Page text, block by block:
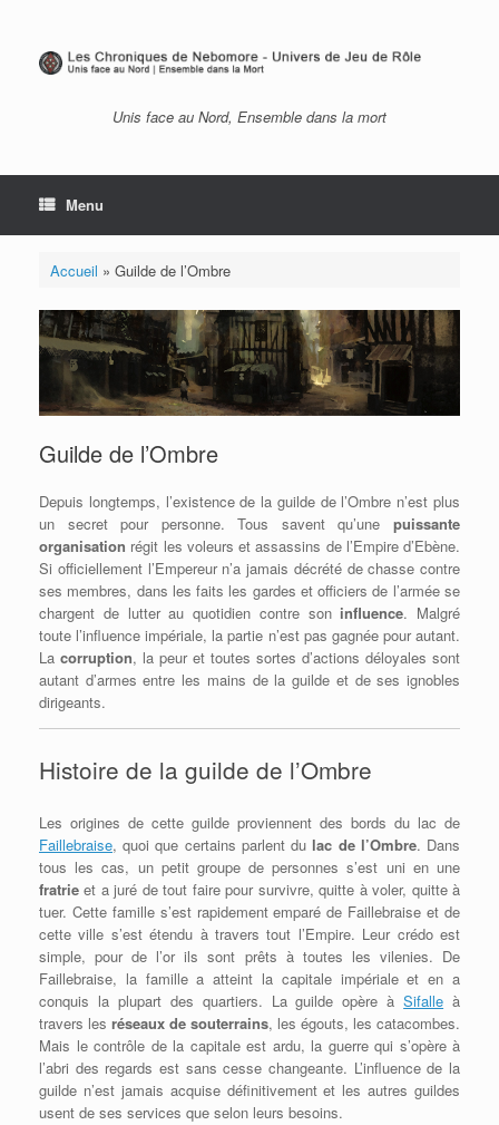
content
Unis face au Nord, Ensemble dans la mort
Menu
Accueil » Guilde de l’Ombre
Guilde de l’Ombre
Depuis longtemps, l’existence de la guilde de l’Ombre n’est plus
un secret pour personne. Tous savent qu’une puissante
organisation régit les voleurs et assassins de l’Empire d’Ebène.
Si officiellement l’Empereur n’a jamais décrété de chasse contre
ses membres, dans les faits les gardes et officiers de l’armée se
chargent de lutter au quotidien contre son influence. Malgré
toute l’influence impériale, la partie n’est pas gagnée pour autant.
La corruption, la peur et toutes sortes d’actions déloyales sont
autant d’armes entre les mains de la guilde et de ses ignobles
dirigeants.
Histoire de la guilde de l’Ombre
Les origines de cette guilde proviennent des bords du lac de
Faillebraise, quoi que certains parlent du lac de l’Ombre. Dans
tous les cas, un petit groupe de personnes s’est uni en une
fratrie et a juré de tout faire pour survivre, quitte à voler, quitte à
tuer. Cette famille s’est rapidement emparé de Faillebraise et de
cette ville s’est étendu à travers tout l’Empire. Leur crédo est
simple, pour de l’or ils sont prêts à toutes les vilenies. De
Faillebraise, la famille a atteint la capitale impériale et en a
conquis la plupart des quartiers. La guilde opère àSifalle à
travers les réseaux de souterrains, les égouts, les catacombes.
Mais le contrôle de la capitale est ardu, la guerre qui s’opère à
l’abri des regards est sans cesse changeante. L’influence de la
guilde n’est jamais acquise définitivement et les autres guildes
usent de ses services que selon leurs besoins.